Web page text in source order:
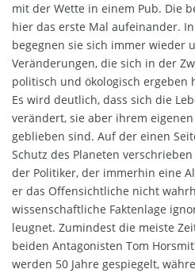
mit der Wette in einem Pub. Die
hier das erste Mal aufeinander.
begegnen sie sich immer wieder
Veränderungen, die sich in der
politisch und ökologisch ergeben
Es wird deutlich, dass sich die
verändert, sie aber ihrem
geblieben sind. Auf der einen
Schutz des Planeten
der Politiker, der immerhin eine
er das Offensichtliche nicht
wissenschaftliche Faktenlage
leugnet. Zumindest die meiste
beiden Antagonisten Tom
werden 50 Jahre gespiegelt,